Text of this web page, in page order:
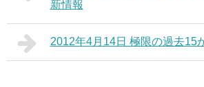
新情報
2012年4月14日 極限の過去15